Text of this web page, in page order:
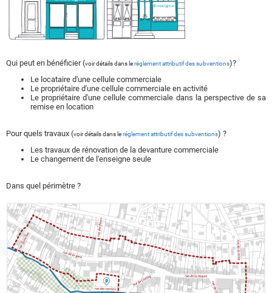
Qui peut en bénéficier (voir détails dans leréglement attributif des subventions)?
Le locataire d'une cellule commerciale
Le propriétaire d'une cellule commerciale en activité
Le propriétaire d'une cellule commerciale dans la perspective de sa
remise en location
Pour quels travaux (voir détails dans leréglement attributif des subventions) ?
Les travaux de rénovation de la devanture commerciale
Le changement de l'enseigne seule
Dans quel périmètre ?